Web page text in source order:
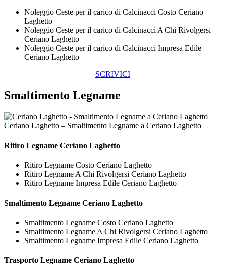
Noleggio Ceste per il carico di Calcinacci Costo Ceriano
Laghetto
Noleggio Ceste per il carico di Calcinacci A Chi Rivolgersi
Ceriano Laghetto
Noleggio Ceste per il carico di Calcinacci Impresa Edile
Ceriano Laghetto
SCRIVICI
Smaltimento Legname
Ceriano Laghetto – Smaltimento Legname a Ceriano Laghetto
Ritiro Legname Ceriano Laghetto
Ritiro Legname Costo Ceriano Laghetto
Ritiro Legname A Chi Rivolgersi Ceriano Laghetto
Ritiro Legname Impresa Edile Ceriano Laghetto
Smaltimento Legname Ceriano Laghetto
Smaltimento Legname Costo Ceriano Laghetto
Smaltimento Legname A Chi Rivolgersi Ceriano Laghetto
Smaltimento Legname Impresa Edile Ceriano Laghetto
Trasporto Legname Ceriano Laghetto